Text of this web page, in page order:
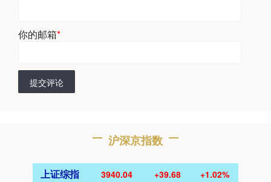
你的邮箱*
提交评论
沪深京指数
上证综指 3940.04 +39.68 +1.02%